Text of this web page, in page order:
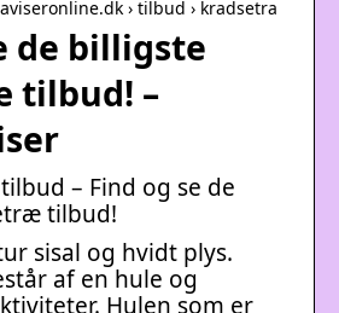
› tilbud › kradsetra
de billigste
tilbud! –
– Find og se de
tilbud!
sisal og hvidt plys.
af en hule og
Hulen som er